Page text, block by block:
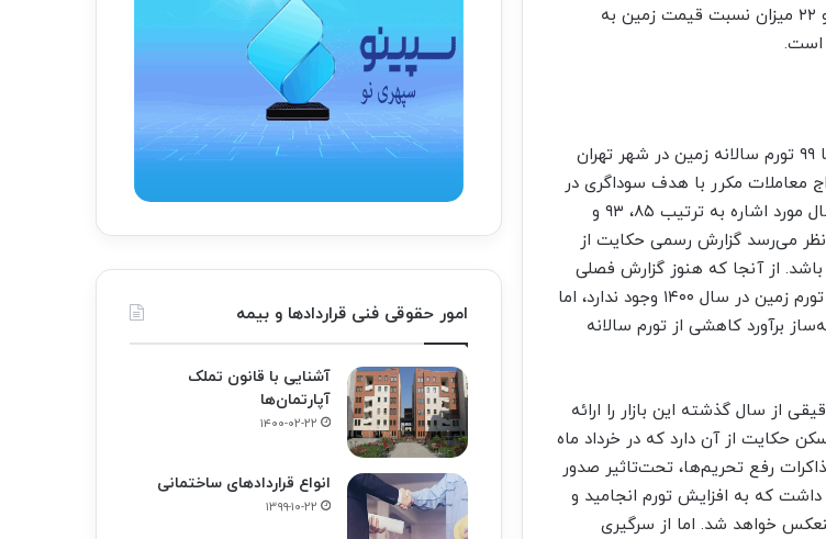
پایین‌‌‌ترین ارقام طی سال‌های اخیر رسیده است. همچنین در مناطق ۱۸، ۲۰ و ۲۲ میزان نسبت قیمت زمین به
است.
به طور کلی طی سال‌های جهش قیمت مسکن یعنی در فاصله سال‌های ۹۷ تا ۹۹ تورم سالانه زمین در شهر تهران
معاملات مکرر با هدف سوداگری در
بازار معاملات ملکی بود. به این ترتیب تورم سالانه زمین در تهران طی سه سال مورد اشاره به ترتیب ۸۵، ۹۳ و
نظر می‌رسد گزارش رسمی حکایت از
قبل از آن داشته باشد. از آنجا که هنوز گزارش فصلی
زمستان از سوی مرکز آمار منتشر نشده، فعلا داده رسمی کافی برای محاسبه تورم زمین در سال ۱۴۰۰ وجود ندارد، اما
برآورد کاهشی از تورم سالانه
از سال گذشته این بازار را ارائه
حکایت از آن دارد که در خرداد ماه
رفع تحریم‌ها، تحت‌تاثیر صدور
که به افزایش تورم انجامید و
خواهد شد. اما از سر‌گیری
امور حقوقی فنی قراردادها و بیمه
آشنایی با قانون تملک
آپارتمان‌ها
۱۴۰۰-۰۲-۲۲
انواع قراردادهای ساختمانی
۱۳۹۹-۱۰-۲۲